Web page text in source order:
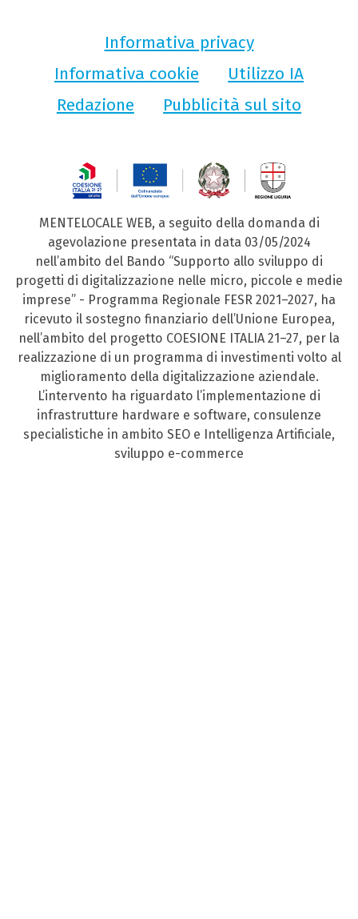
Informativa privacy
Informativa cookie
Utilizzo IA
Redazione
Pubblicità sul sito
MENTELOCALE WEB, a seguito della domanda di
agevolazione presentata in data 03/05/2024
nell’ambito del Bando “Supporto allo sviluppo di
progetti di digitalizzazione nelle micro, piccole e medie
imprese” - Programma Regionale FESR 2021–2027, ha
ricevuto il sostegno finanziario dell’Unione Europea,
nell’ambito del progetto COESIONE ITALIA 21–27, per la
realizzazione di un programma di investimenti volto al
miglioramento della digitalizzazione aziendale.
L’intervento ha riguardato l’implementazione di
infrastrutture hardware e software, consulenze
specialistiche in ambito SEO e Intelligenza Artificiale,
sviluppo e-commerce